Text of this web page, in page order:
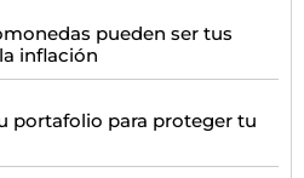
pueden ser tus
inflación
portafolio para proteger tu